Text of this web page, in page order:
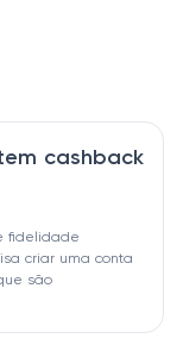
cashback
fidelidade
criar uma conta
são